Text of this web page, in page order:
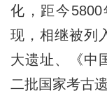
化，距今
现，相继被列
大遗址、《中
二批国家考古